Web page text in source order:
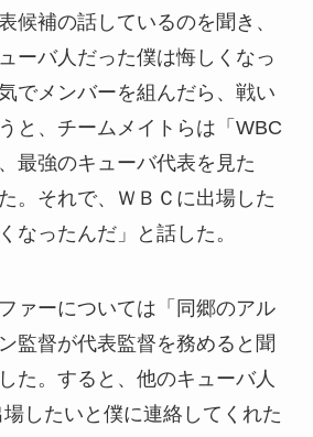
候補の話しているのを聞き、
ーバ人だった僕は悔しくなっ
でメンバーを組んだら、戦い
と、チームメイトらは「WBC
最強のキューバ代表を見た
。それで、ＷＢＣに出場した
なったんだ」と話した。
ァーについては「同郷のアル
監督が代表監督を務めると聞
た。すると、他のキューバ人
したいと僕に連絡してくれた